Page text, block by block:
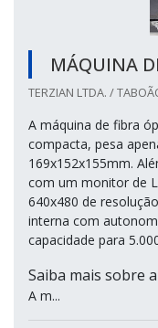
MÁQUINA
TERZIAN LTDA. /
A máquina de fibra
compacta, pesa
169x152x155mm.
com um monitor de
640x480 de
interna com
capacidade para
Saiba mais sobre
A m...